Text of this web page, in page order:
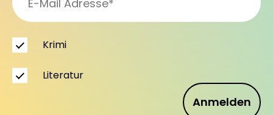
Anmelden
Krimi
Literatur